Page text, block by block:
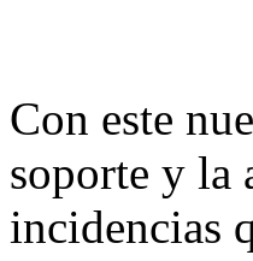
Con este
soporte y la
incidencias